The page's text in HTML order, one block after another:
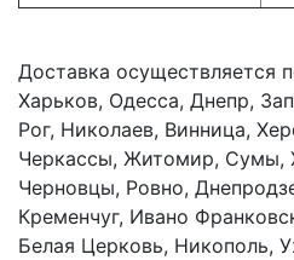
Доставка осуществляется
Харьков, Одесса, Днепр,
Рог, Николаев, Винница,
Черкассы, Житомир, Сумы,
Черновцы, Ровно,
Кременчуг, Ивано
Белая Церковь, Никополь,